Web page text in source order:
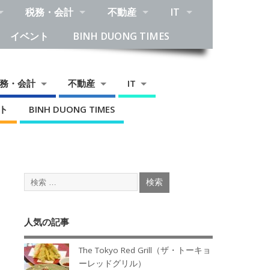
税務・会計 不動産
IT
イベント BINH DUONG TIMES
・会計 不動産 IT
BINH DUONG TIMES
人気の記事
The Tokyo Red Grill（ザ・トーキョ
ーレッドグリル）